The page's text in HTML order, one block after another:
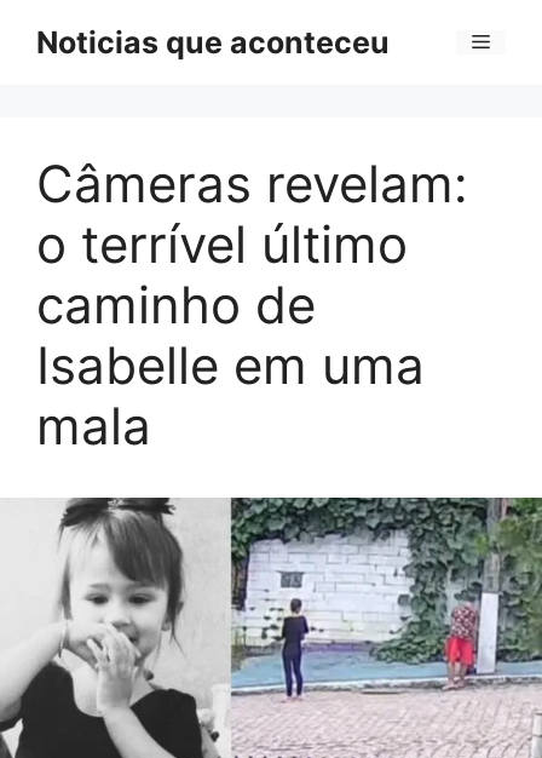
Noticias que aconteceu Menu
Câmeras revelam:
o terrível último
caminho de
Isabelle em uma
mala